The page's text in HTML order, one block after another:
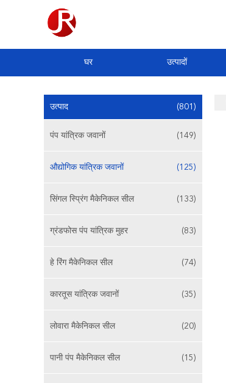
घर उत्पादों
उत्पाद (801)
पंप यांत्रिक जवानों (149)
औद्योगिक यांत्रिक जवानों (125)
सिंगल स्प्रिंग मैकेनिकल सील (133)
ग्रंडफोस पंप यांत्रिक मुहर (83)
हे रिंग मैकेनिकल सील (74)
कारतूस यांत्रिक जवानों (35)
लोवारा मैकेनिकल सील (20)
पानी पंप मैकेनिकल सील (15)